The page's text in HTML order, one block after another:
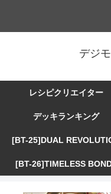
デジ
レシピクリエイター
デッキランキング
[BT-25]DUAL
[BT-26]TIMELESS